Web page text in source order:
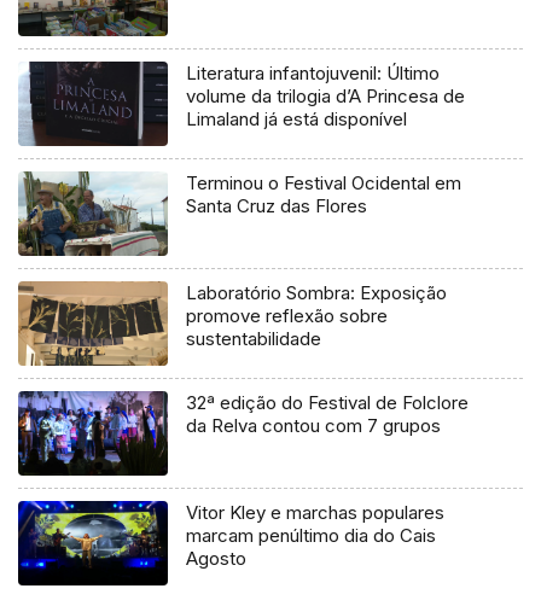
Literatura infantojuvenil: Último
volume da trilogia d’A Princesa de
Limaland já está disponível
Terminou o Festival Ocidental em
Santa Cruz das Flores
Laboratório Sombra: Exposição
promove reflexão sobre
sustentabilidade
32ª edição do Festival de Folclore
da Relva contou com 7 grupos
Vitor Kley e marchas populares
marcam penúltimo dia do Cais
Agosto